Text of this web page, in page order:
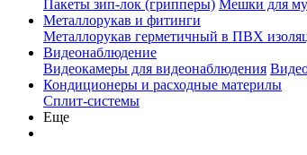
Пакеты зип-лок (грипперы) Мешки для
Металлорукав и фитинги
Металлорукав герметичный в ПВХ
Видеонаблюдение
Видеокамеры для видеонаблюдения
Кондиционеры и расходные материлы
Сплит-системы
Еще